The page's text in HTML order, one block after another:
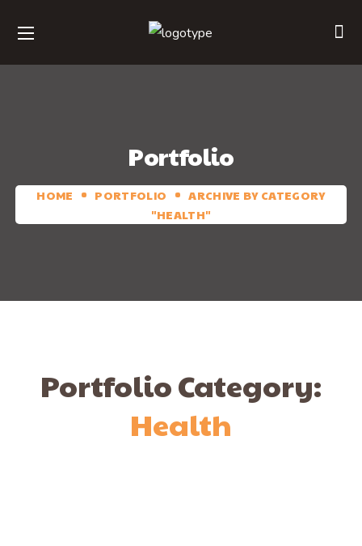
Portfolio
HOME PORTFOLIO
ARCHIVE BY CATEGORY
"HEALTH"
Portfolio Category:
Health